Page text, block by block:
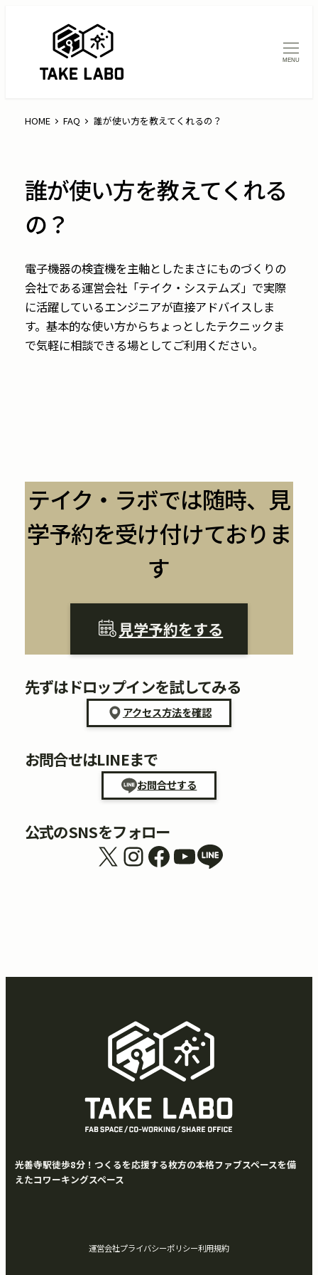
MENU
HOME FAQ 誰が使い方を教えてくれるの？
誰が使い方を教えてくれる
の？
電子機器の検査機を主軸としたまさにものづくりの
会社である運営会社「テイク・システムズ」で実際
に活躍しているエンジニアが直接アドバイスしま
す。基本的な使い方からちょっとしたテクニックま
で気軽に相談できる場としてご利用ください。
光善寺駅徒歩8分！つくるを応援する枚方の本格ファブスペースを備
えたコワーキングスペース
テイク・ラボでは随時、見
学予約を受け付けておりま
す
見学予約をする
先ずはドロップインを試してみる
アクセス方法を確認
お問合せはLINEまで
お問合せする
公式のSNSをフォロー
X InstagramFacebook YouTube リンク
運営会社プライバシーポリシー利用規約